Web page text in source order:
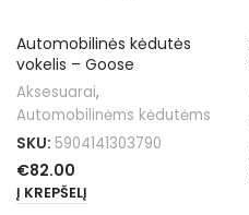
Automobilinės kėdutės
vokelis – Goose
Aksesuarai,
Automobilinėms kėdutėms
SKU: 5904141303790
€82.00
Į KREPŠELĮ